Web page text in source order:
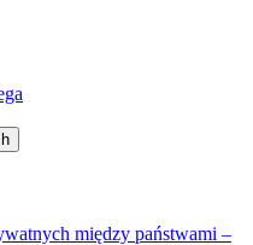
między państwami –